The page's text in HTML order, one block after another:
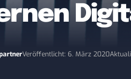
Veröffentlicht: 6. März 2020